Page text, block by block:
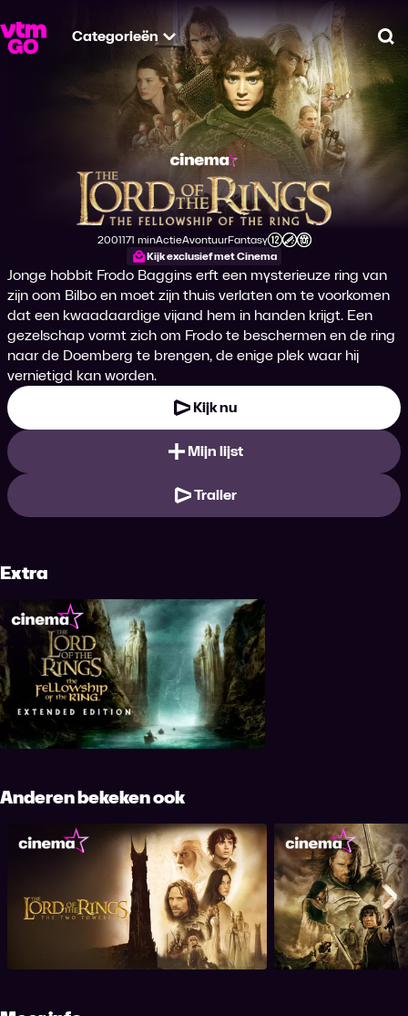
Categorieën
The Lord of the
Productiejaar
2001
Tijdsduur
171 min
Genre
Actie
Genre
Avontuur
Genre
Fantasy
Leeftijdsclassificatie
Kijk exclusief met Cinema
Jonge hobbit Frodo Baggins erft een mysterieuze ring van
zijn oom Bilbo en moet zijn thuis verlaten om te voorkomen
dat een kwaadaardige vijand hem in handen krijgt. Een
gezelschap vormt zich om Frodo te beschermen en de ring
naar de Doemberg te brengen, de enige plek waar hij
vernietigd kan worden.
Kijk nu
Mijn lijst
Trailer
Extra
The Lord of the Rings: The
Fellowship of the Ring (extended)
Anderen bekeken ook
The Lord of the Rings: The Two
Towers
The Lord of the
of